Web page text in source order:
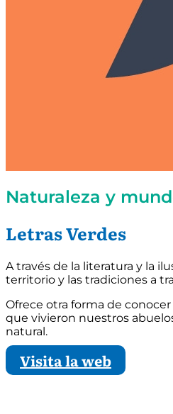
Naturaleza y
Letras Verdes
A través de la literatura y la
territorio y las tradiciones a
Ofrece otra forma de
que vivieron nuestros
natural.
Visita la web